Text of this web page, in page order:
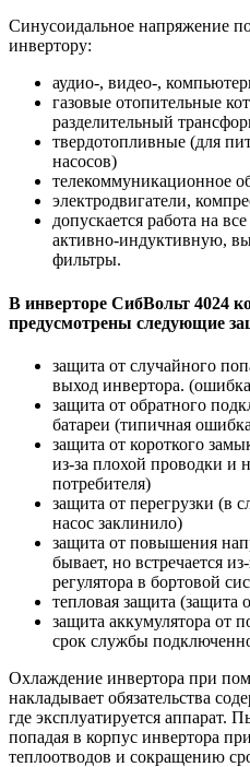
Синусоидальное напряжение
инвертору:
аудио-, видео-,
газовые отопительные
разделительный
твердотопливные (для
насосов)
телекоммуникационное
электродвигатели,
допускается работа на
активно-индуктивную,
фильтры.
В инверторе СибВольт 4024
предусмотрены следующие
защита от случайного
выход инвертора.
защита от обратного
батареи (типичная
защита от короткого
из-за плохой проводки и
потребителя)
защита от перегрузки (в
насос заклинило)
защита от повышения
бывает, но встречается
регулятора в бортовой
тепловая защита (защита
защита аккумулятора от
срок службы
Охлаждение инвертора при
накладывает обязательства
где эксплуатируется аппарат.
попадая в корпус инвертора
теплоотводов и сокращению